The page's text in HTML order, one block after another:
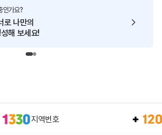
인가요?
로 나만의
해 보세요!
지역번호